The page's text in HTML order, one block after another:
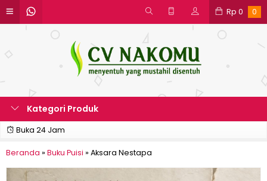
Rp 0 0
Kategori Produk
Buka 24 Jam
Beranda » Buku Puisi » Aksara Nestapa